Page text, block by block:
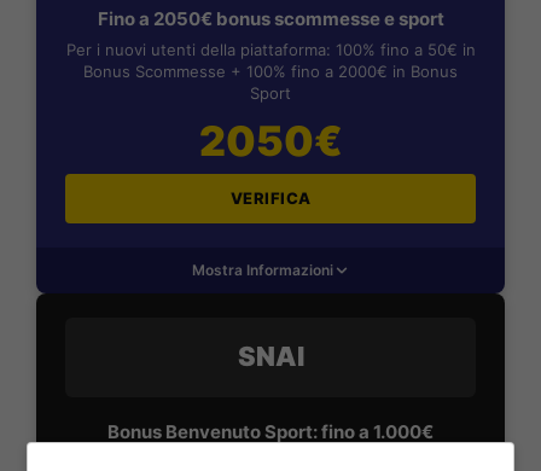
Fino a 2050€ bonus scommesse e sport
Per i nuovi utenti della piattaforma: 100% fino a 50€ in
Bonus Scommesse + 100% fino a 2000€ in Bonus
Sport
2050€
VERIFICA
Mostra Informazioni
SNAI
Bonus Benvenuto Sport: fino a 1.000€